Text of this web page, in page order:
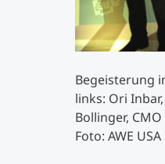
Begeisterung
links: Ori
Bollinger,
Foto: AWE